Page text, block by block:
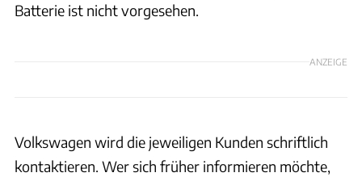
Batterie ist nicht vorgesehen.
ANZEIGE
Volkswagen wird die jeweiligen Kunden schriftlich
kontaktieren. Wer sich früher informieren möchte,